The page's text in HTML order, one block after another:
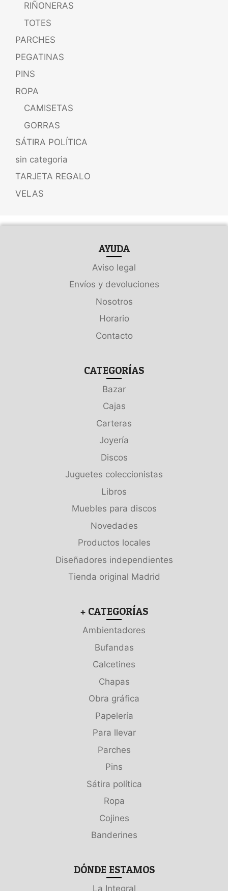
RIÑONERAS
TOTES
PARCHES
PEGATINAS
PINS
ROPA
CAMISETAS
GORRAS
SÁTIRA POLÍTICA
sin categoria
TARJETA REGALO
VELAS
AYUDA
Aviso legal
Envíos y devoluciones
Nosotros
Horario
Contacto
CATEGORÍAS
Bazar
Cajas
Carteras
Joyería
Discos
Juguetes coleccionistas
Libros
Muebles para discos
Novedades
Productos locales
Diseñadores independientes
Tienda original Madrid
+ CATEGORÍAS
Ambientadores
Bufandas
Calcetines
Chapas
Obra gráfica
Papelería
Para llevar
Parches
Pins
Sátira política
Ropa
Cojines
Banderines
DÓNDE ESTAMOS
La Integral